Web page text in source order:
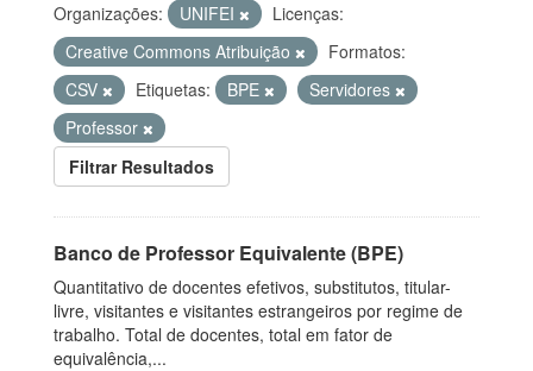
Organizações: UNIFEI
Licenças:
Creative Commons Atribuição
Formatos:
CSV
Etiquetas: BPE
Servidores
Professor
Filtrar Resultados
Banco de Professor Equivalente (BPE)
Quantitativo de docentes efetivos, substitutos, titular-
livre, visitantes e visitantes estrangeiros por regime de
trabalho. Total de docentes, total em fator de
equivalência,...